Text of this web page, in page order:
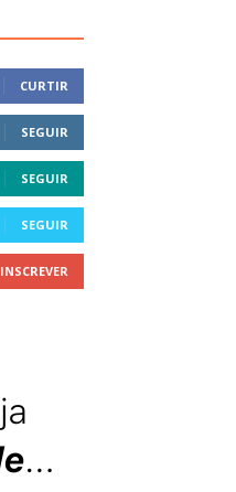
CURTIR
SEGUIR
SEGUIR
SEGUIR
INSCREVER